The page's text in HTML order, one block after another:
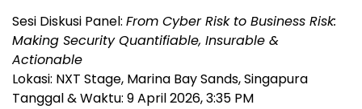
Sesi Diskusi Panel: From Cyber Risk to Business Risk:
Making Security Quantifiable, Insurable &
Actionable
Lokasi: NXT Stage, Marina Bay Sands, Singapura
Tanggal & Waktu: 9 April 2026, 3:35 PM